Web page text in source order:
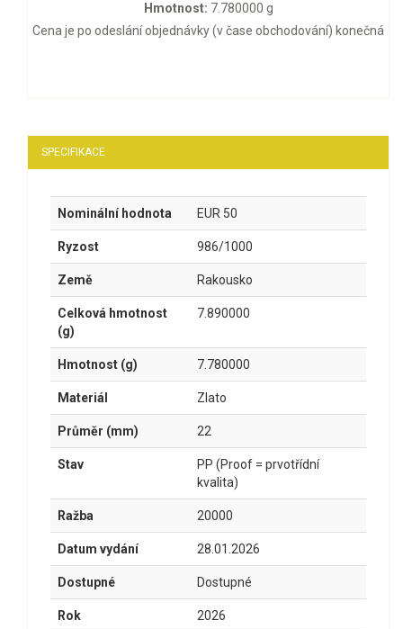
Hmotnost: 7.780000 g
Cena je po odeslání objednávky (v čase obchodování) konečná
SPECIFIKACE
Nominální hodnota EUR 50
Ryzost 986/1000
Země Rakousko
Celková hmotnost
(g)
7.890000
Hmotnost (g) 7.780000
Materiál Zlato
Průměr (mm) 22
Stav
PP (Proof = prvotřídní
kvalita)
Ražba 20000
Datum vydání 28.01.2026
Dostupné Dostupné
Rok 2026